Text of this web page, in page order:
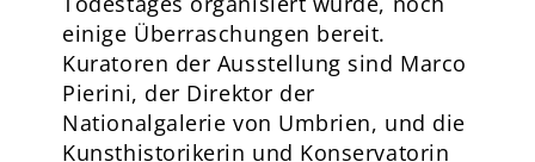
einige Überraschungen bereit.
Kuratoren der Ausstellung sind Marco
Pierini, der Direktor der
Nationalgalerie von Umbrien, und die
Kunsthistorikerin und Konservatorin